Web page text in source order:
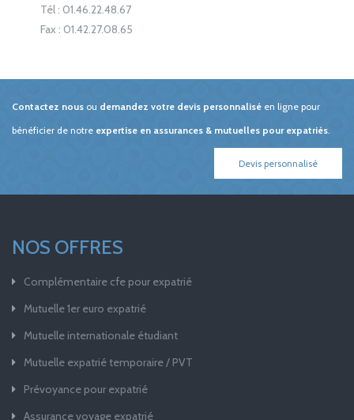
Tél : 01.46.22.48.67
Fax : 01.42.27.08.65
Contactez nous ou demandez votre devis personnalisé en ligne pour
bénéficier de notre expertise en assurances & mutuelles pour expatriés.
Devis personnalisé
NOS OFFRES
Complémentaire cfe pour expatrié
Mutuelle 1er euro expatrié
Mutuelle internationale étudiant
Mutuelle expatrié temporaire / PVT
Prévoyance pour expatrié
Assurance voyage expatrié